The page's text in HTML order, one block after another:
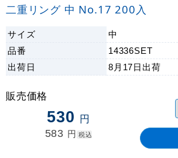
二重リング 中 No.17 200入
サイズ
中
品番
14336SET
出荷日 8月17日 出荷
販売価格
530 円
583 円 税込